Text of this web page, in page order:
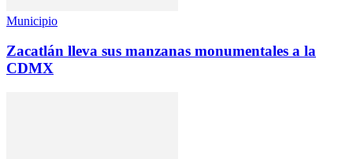
Municipio
Zacatlán lleva sus manzanas monumentales a la
CDMX